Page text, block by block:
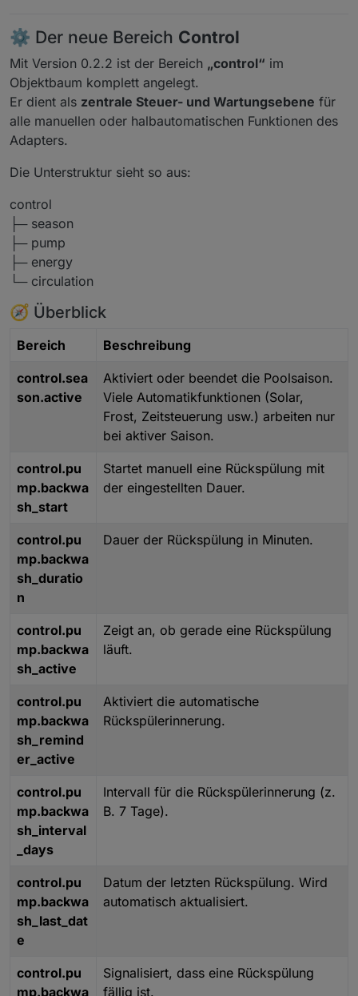
⚙️ Der neue Bereich Control
Mit Version 0.2.2 ist der Bereich „control“ im
Objektbaum komplett angelegt.
Er dient als zentrale Steuer- und Wartungsebene für
alle manuellen oder halbautomatischen Funktionen des
Adapters.
Die Unterstruktur sieht so aus:
control
├─ season
├─ pump
├─ energy
└─ circulation
🧭 Überblick
Bereich Beschreibung
control.sea
son.active
Aktiviert oder beendet die Poolsaison.
Viele Automatikfunktionen (Solar,
Frost, Zeitsteuerung usw.) arbeiten nur
bei aktiver Saison.
control.pu
mp.backwa
sh_start
Startet manuell eine Rückspülung mit
der eingestellten Dauer.
control.pu
mp.backwa
sh_duratio
n
Dauer der Rückspülung in Minuten.
control.pu
mp.backwa
sh_active
Zeigt an, ob gerade eine Rückspülung
läuft.
control.pu
mp.backwa
sh_remind
er_active
Aktiviert die automatische
Rückspülerinnerung.
control.pu
mp.backwa
sh_interval
_days
Intervall für die Rückspülerinnerung (z.
B. 7 Tage).
control.pu
mp.backwa
sh_last_dat
e
Datum der letzten Rückspülung. Wird
automatisch aktualisiert.
control.pu
mp.backwa
Signalisiert, dass eine Rückspülung
fällig ist.